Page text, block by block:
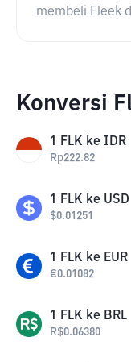
membeli Fleek
Konversi
1 FLK ke IDR
Rp222.82
1 FLK ke USD
$0.01251
1 FLK ke EUR
€0.01082
1 FLK ke BRL
R$0.06380